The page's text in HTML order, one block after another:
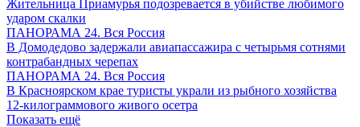
Жительница Приамурья подозревается в убийстве любимого
ударом скалки
ПАНОРАМА 24. Вся Россия
В Домодедово задержали авиапассажира с четырьмя сотнями
контрабандных черепах
ПАНОРАМА 24. Вся Россия
В Красноярском крае туристы украли из рыбного хозяйства
12-килограммового живого осетра
Показать ещё